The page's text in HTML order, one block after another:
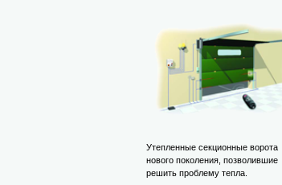
Утепленные секционные ворота
нового поколения, позволившие
решить проблему тепла.